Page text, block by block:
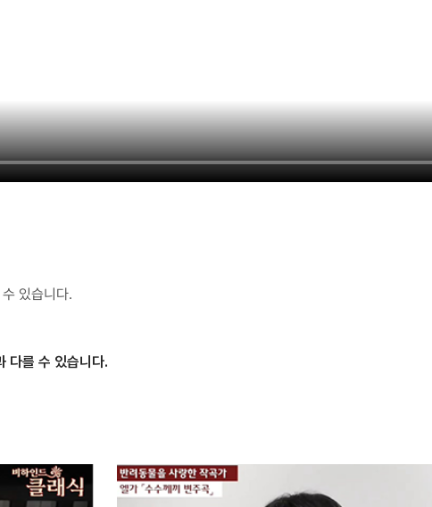
있습니다.
다를 수 있습니다.